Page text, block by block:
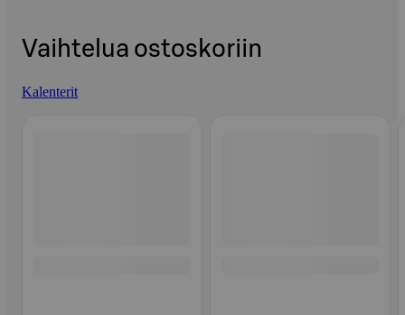
Vaihtelua ostoskoriin
Kalenterit